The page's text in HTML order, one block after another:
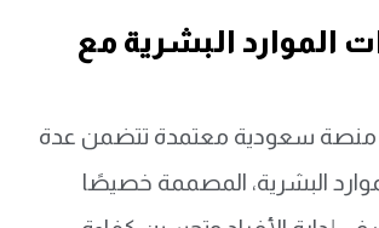
الموارد البشرية مع
سعودية معتمدة تتضمن عدة
البشرية، المصممة خصيصًا